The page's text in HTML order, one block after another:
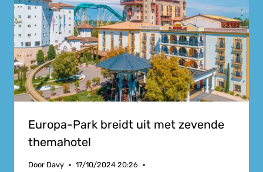
Europa-Park breidt uit met zevende
themahotel
Door Davy
17/10/2024 20:26